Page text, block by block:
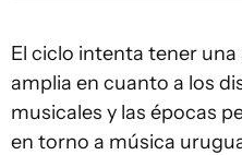
El ciclo intenta tener una
amplia en cuanto a los
musicales y las épocas
en torno a música